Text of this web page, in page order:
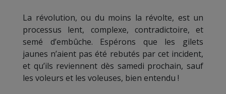
La révolution, ou du moins la révolte, est un
processus lent, complexe, contradictoire, et
semé d’embûche. Espérons que les gilets
jaunes n’aient pas été rebutés par cet incident,
et qu’ils reviennent dès samedi prochain, sauf
les voleurs et les voleuses, bien entendu !